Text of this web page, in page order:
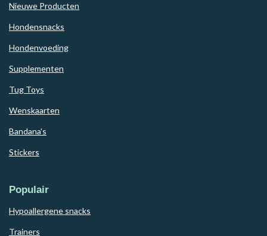
Nieuwe Producten
Hondensnacks
Hondenvoeding
Supplementen
Tug Toys
Wenskaarten
Bandana's
Stickers
Populair
Hypoallergene snacks
Trainers